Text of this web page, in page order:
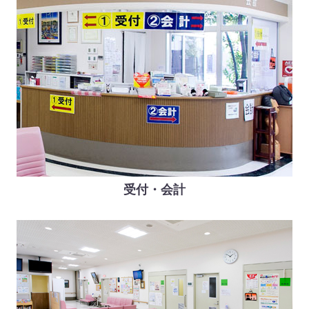
受付・会計